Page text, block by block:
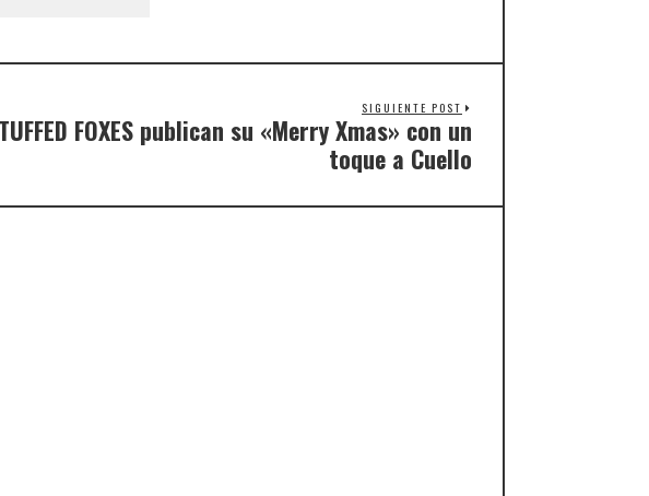
SIGUIENTE POST
FOXES publican su «Merry Xmas» con un
toque a Cuello